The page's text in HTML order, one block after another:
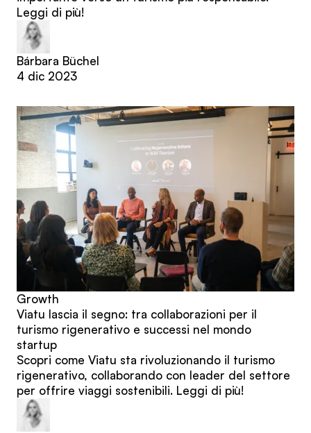
Leggi di più!
Bárbara Büchel
4 dic 2023
Growth
Viatu lascia il segno: tra collaborazioni per il
turismo rigenerativo e successi nel mondo
startup
Scopri come Viatu sta rivoluzionando il turismo
rigenerativo, collaborando con leader del settore
per offrire viaggi sostenibili. Leggi di più!